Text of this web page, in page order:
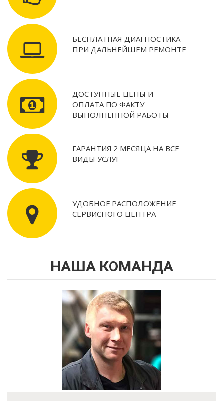
БЕСПЛАТНАЯ ДИАГНОСТИКА
ПРИ ДАЛЬНЕЙШЕМ РЕМОНТЕ
ДОСТУПНЫЕ ЦЕНЫ И
ОПЛАТА ПО ФАКТУ
ВЫПОЛНЕННОЙ РАБОТЫ
ГАРАНТИЯ 2 МЕСЯЦА НА ВСЕ
ВИДЫ УСЛУГ
УДОБНОЕ РАСПОЛОЖЕНИЕ
СЕРВИСНОГО ЦЕНТРА
НАША КОМАНДА